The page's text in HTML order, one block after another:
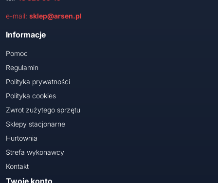
e-mail: sklep@arsen.pl
Informacje
Pomoc
Regulamin
Polityka prywatności
Polityka cookies
Zwrot zużytego sprzętu
Sklepy stacjonarne
Hurtownia
Strefa wykonawcy
Kontakt
Twoje konto